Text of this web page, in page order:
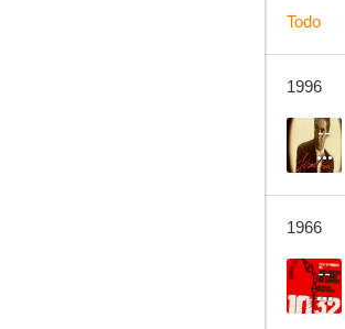
Todo
1996
--
1966
--